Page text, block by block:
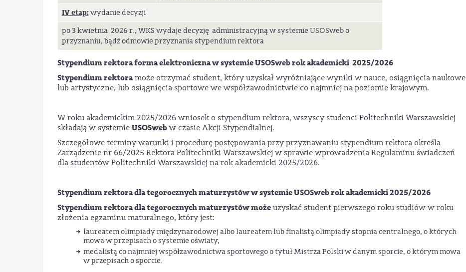
IV etap:wydanie decyzji
po 3 kwietnia 2026 r., WKS wydaje decyzję administracyjną w systemie USOSweb o
przyznaniu, bądź odmowie przyznania stypendium rektora
Stypendium rektora forma elektroniczna w systemie USOSweb rok akademicki 2025/2026
Stypendium rektoramoże otrzymać student, który uzyskał wyróżniające wyniki w nauce, osiągnięcia naukowe
lub artystyczne, lub osiągnięcia sportowe we współzawodnictwie co najmniej na poziomie krajowym.
W roku akademickim 2025/2026 wniosek o stypendium rektora, wszyscy studenci Politechniki Warszawskiej
składają w systemie USOSweb w czasie Akcji Stypendialnej.
Szczegółowe terminy warunki i procedurę postępowania przy przyznawaniu stypendium rektora określa
Zarządzenie nr 66/2025 Rektora Politechniki Warszawskiej w sprawie wprowadzenia Regulaminu świadczeń
dla studentów Politechniki Warszawskiej na rok akademicki 2025/2026.
Stypendium rektora dla tegorocznych maturzystów w systemie USOSweb rok akademicki 2025/2026
Stypendium rektora dla tegorocznych maturzystów może uzyskać student pierwszego roku studiów w roku
złożenia egzaminu maturalnego, który jest:
laureatem olimpiady międzynarodowej albo laureatem lub finalistą olimpiady stopnia centralnego, o których
mowa w przepisach o systemie oświaty,
medalistą co najmniej współzawodnictwa sportowego o tytuł Mistrza Polski w danym sporcie, o którym mowa
w przepisach o sporcie.